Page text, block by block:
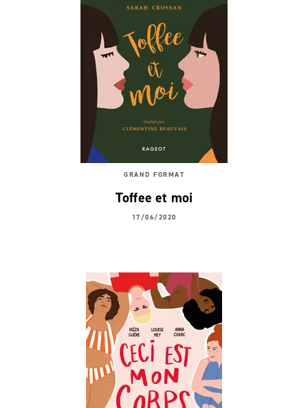
GRAND FORMAT
Toffee et moi
17/06/2020